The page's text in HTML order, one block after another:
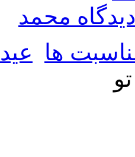
محمد
ها